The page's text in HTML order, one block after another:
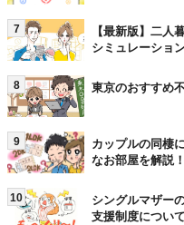
7
【最新版】二人
シミュレーショ
8 東京のおすすめ
9
カップルの同棲
なお部屋を解説！
10
シングルマザー
支援制度につい